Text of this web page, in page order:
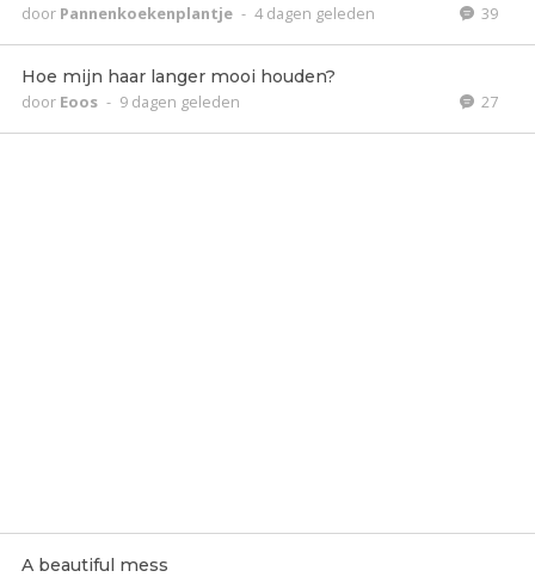
door Pannenkoekenplantje - 4 dagen geleden 39
Hoe mijn haar langer mooi houden?
door Eoos - 9 dagen geleden 27
A beautiful mess